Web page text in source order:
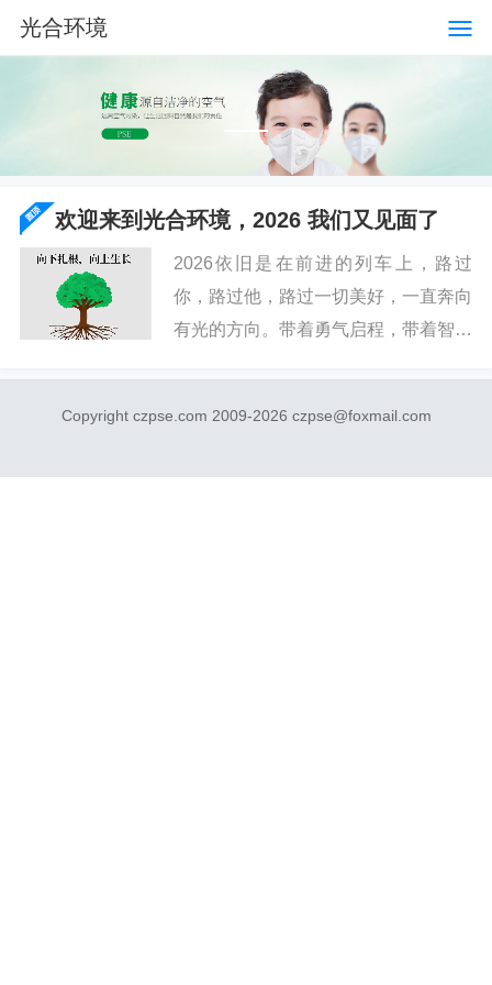
光合环境
欢迎来到光合环境，2026 我们又见面了
2026依旧是在前进的列车上，路过
你，路过他，路过一切美好，一直奔向
有光的方向。带着勇气启程，带着智慧
是悲观，我们都很难改变世界，只...
Copyright czpse.com 2009-2026 czpse@foxmail.com